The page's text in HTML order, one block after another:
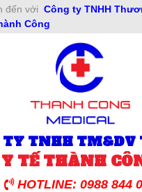
đến với Công ty TNHH
Công
TY TNHH TM&DV
Y TẾ THÀNH
HOTLINE: 0988 844